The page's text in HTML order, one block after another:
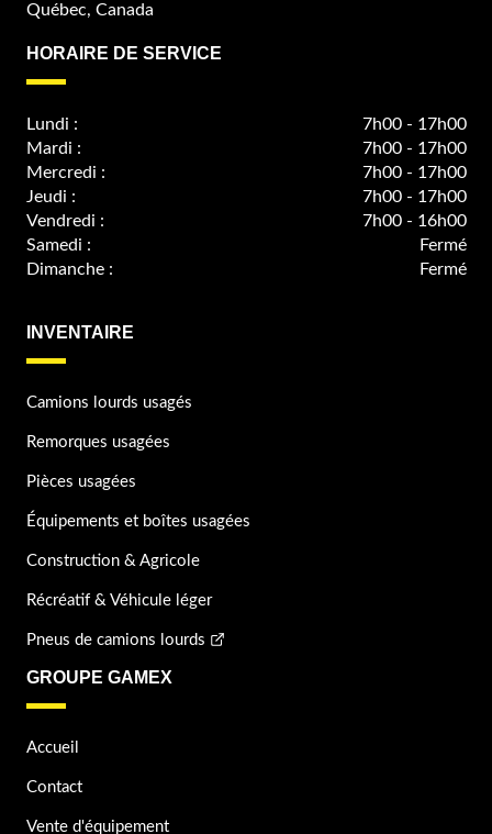
Québec, Canada
HORAIRE DE SERVICE
Lundi :
7h00 - 17h00
Mardi :
7h00 - 17h00
Mercredi :
7h00 - 17h00
Jeudi :
7h00 - 17h00
Vendredi :
7h00 - 16h00
Samedi :
Fermé
Dimanche :
Fermé
INVENTAIRE
Camions lourds usagés
Remorques usagées
Pièces usagées
Équipements et boîtes usagées
Construction & Agricole
Récréatif & Véhicule léger
Pneus de camions lourds
GROUPE GAMEX
Accueil
Contact
Vente d'équipement